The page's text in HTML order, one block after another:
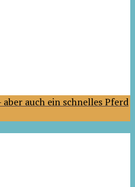
auch ein schnelles Pferd